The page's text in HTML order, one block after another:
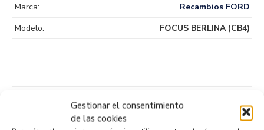
Gestionar el consentimiento
de las cookies
Marca:
Recambios FORD
Modelo:
FOCUS BERLINA (CB4)
Productos relacionados